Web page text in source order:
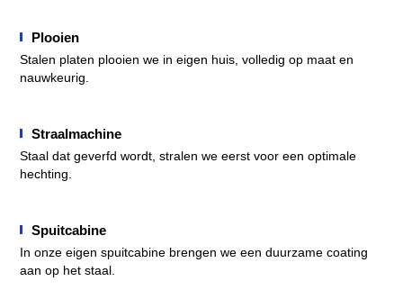
Plooien
Stalen platen plooien we in eigen huis, volledig op maat en
nauwkeurig.
Straalmachine
Staal dat geverfd wordt, stralen we eerst voor een optimale
hechting.
Spuitcabine
In onze eigen spuitcabine brengen we een duurzame coating
aan op het staal.